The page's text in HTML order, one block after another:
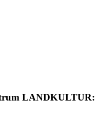
LANDKULTUR: